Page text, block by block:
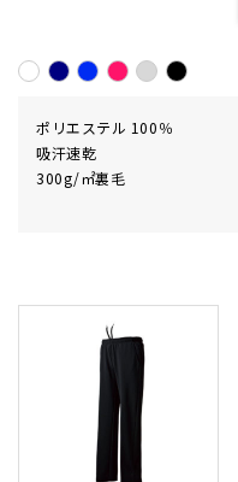
ポリエステル 100％
吸汗速乾
300g/㎡裏毛